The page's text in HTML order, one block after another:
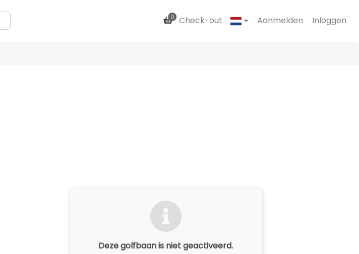
0 Check-out Aanmelden Inloggen
Deze golfbaan is niet geactiveerd.